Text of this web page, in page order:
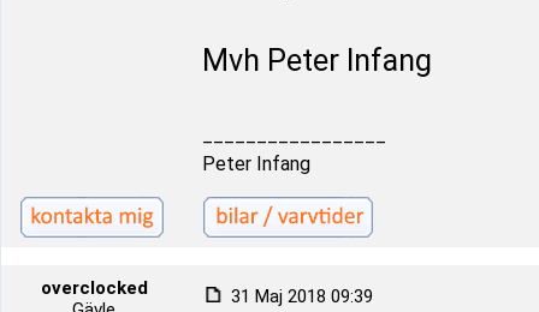
Mvh Peter Infang
Peter Infang
overclocked
31 Maj 2018 09:39